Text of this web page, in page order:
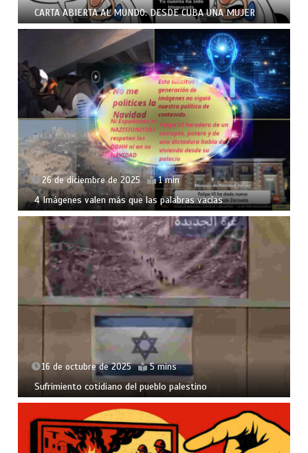
CARTA ABIERTA AL MUNDO: DESDE CUBA UNA MUJER
26 de diciembre de 2025 1 min
4 Imágenes valen más que las palabras vacías
16 de octubre de 2025 5 mins
Sufrimiento cotidiano del pueblo palestino